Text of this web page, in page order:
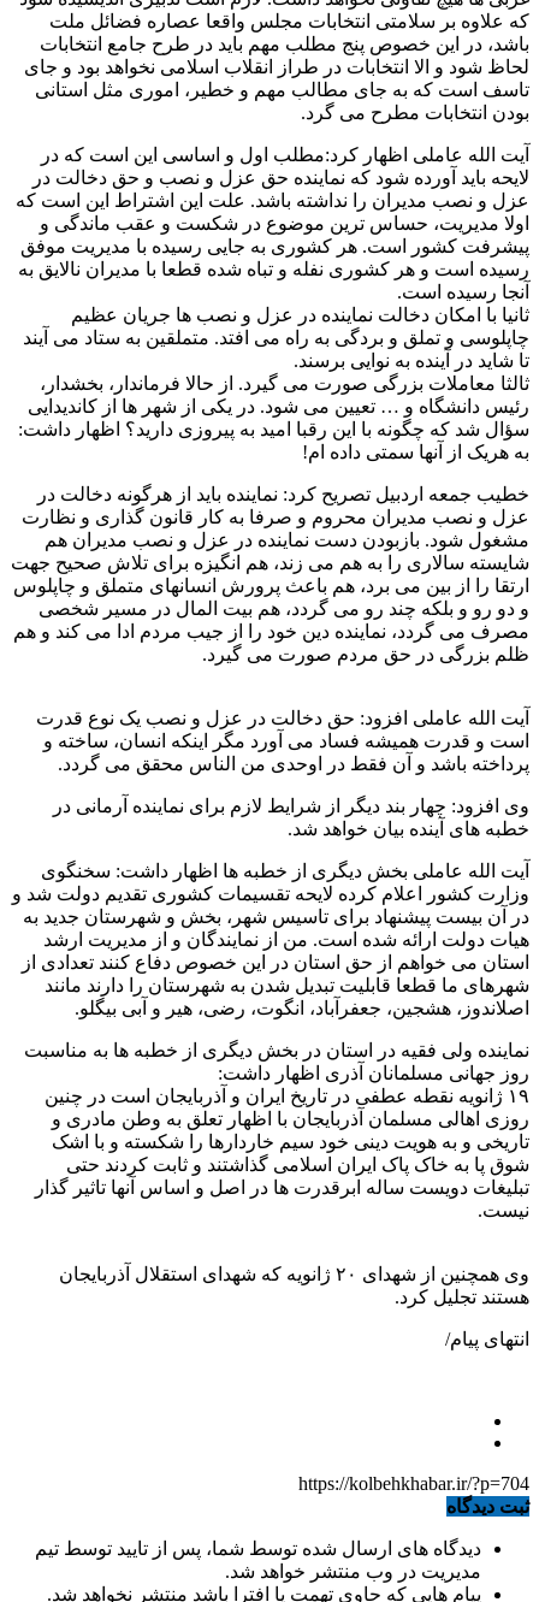
که علاوه بر سلامتی انتخابات مجلس واقعا عصاره فضائل ملت
باشد، در این خصوص پنج مطلب مهم باید در طرح جامع انتخابات
لحاظ شود و الا انتخابات در طراز انقلاب اسلامی نخواهد بود و جای
تاسف است که به جای مطالب مهم و خطیر، اموری مثل استانی
بودن انتخابات مطرح می گرد.
آیت الله عاملی اظهار کرد:مطلب اول و اساسی این است که در
لایحه باید آورده شود که نماینده حق عزل و نصب و حق دخالت در
عزل و نصب مدیران را نداشته باشد. علت این اشتراط این است که
اولا مدیریت، حساس ترین موضوع در شکست و عقب ماندگی و
پیشرفت کشور است. هر کشوری به جایی رسیده با مدیریت موفق
رسیده است و هر کشوری نفله و تباه شده قطعا با مدیران نالایق به
آنجا رسیده است.
ثانیا با امکان دخالت نماینده در عزل و نصب ها جریان عظیم
چاپلوسی و تملق و بردگی به راه می افتد. متملقین به ستاد می آیند
تا شاید در آینده به نوایی برسند.
ثالثا معاملات بزرگی صورت می گیرد. از حالا فرماندار، بخشدار،
رئیس دانشگاه و … تعیین می شود. در یکی از شهر ها از کاندیدایی
سؤال شد که چگونه با این رقبا امید به پیروزی دارید؟ اظهار داشت:
به هریک از آنها سمتی داده ام!
خطیب جمعه اردبیل تصریح کرد: نماینده باید از هرگونه دخالت در
عزل و نصب مدیران محروم و صرفا به کار قانون گذاری و نظارت
مشغول شود. بازبودن دست نماینده در عزل و نصب مدیران هم
شایسته سالاری را به هم می زند، هم انگیزه برای تلاش صحیح جهت
ارتقا را از بین می برد، هم باعث پرورش انسانهای متملق و چاپلوس
و دو رو و بلکه چند رو می گردد، هم بیت المال در مسیر شخصی
مصرف می گردد، نماینده دین خود را از جیب مردم ادا می کند و هم
ظلم بزرگی در حق مردم صورت می گیرد.
آیت الله عاملی افزود: حق دخالت در عزل و نصب یک نوع قدرت
است و قدرت همیشه فساد می آورد مگر اینکه انسان، ساخته و
پرداخته باشد و آن فقط در اوحدی من الناس محقق می گردد.
وی افزود: چهار بند دیگر از شرایط لازم برای نماینده آرمانی در
خطبه های آینده بیان خواهد شد.
آیت الله عاملی بخش دیگری از خطبه ها اظهار داشت: سخنگوی
وزارت کشور اعلام کرده لایحه تقسیمات کشوری تقدیم دولت شد و
در آن بیست پیشنهاد برای تاسیس شهر، بخش و شهرستان جدید به
هیات دولت ارائه شده است. من از نمایندگان و از مدیریت ارشد
استان می خواهم از حق استان در این خصوص دفاع کنند تعدادی از
شهرهای ما قطعا قابلیت تبدیل شدن به شهرستان را دارند مانند
اصلاندوز، هشجین، جعفرآباد، انگوت، رضی، هیر و آبی بیگلو.
نماینده ولی فقیه در استان در بخش دیگری از خطبه ها به مناسبت
روز جهانی مسلمانان آذری اظهار داشت:
۱۹ ژانویه نقطه عطفی در تاریخ ایران و آذربایجان است در چنین
روزی اهالی مسلمان آذربایجان با اظهار تعلق به وطن مادری و
تاریخی و به هویت دینی خود سیم خاردارها را شکسته و با اشک
شوق پا به خاک پاک ایران اسلامی گذاشتند و ثابت کردند حتی
تبلیغات دویست ساله ابرقدرت ها در اصل و اساس آنها تاثیر گذار
نیست.
وی همچنین از شهدای ۲۰ ژانویه که شهدای استقلال آذربایجان
هستند تجلیل کرد.
انتهای پیام/
https://kolbehkhabar.ir/?p=704
ثبت دیدگاه
دیدگاه های ارسال شده توسط شما، پس از تایید توسط تیم
مدیریت در وب منتشر خواهد شد.
پیام هایی که حاوی تهمت یا افترا باشد منتشر نخواهد شد.